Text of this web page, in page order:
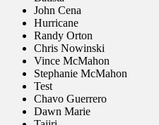
John Cena
Hurricane
Randy Orton
Chris Nowinski
Vince McMahon
Stephanie McMahon
Test
Chavo Guerrero
Dawn Marie